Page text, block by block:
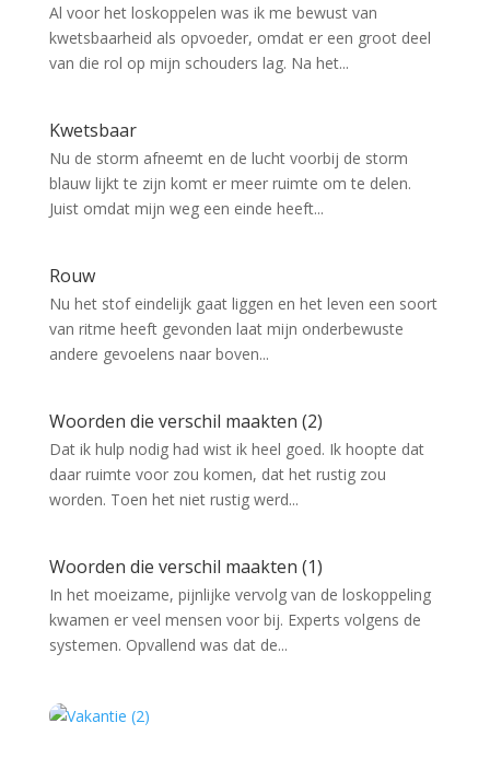
Al voor het loskoppelen was ik me bewust van
kwetsbaarheid als opvoeder, omdat er een groot deel
van die rol op mijn schouders lag. Na het...
Kwetsbaar
Nu de storm afneemt en de lucht voorbij de storm
blauw lijkt te zijn komt er meer ruimte om te delen.
Juist omdat mijn weg een einde heeft...
Rouw
Nu het stof eindelijk gaat liggen en het leven een soort
van ritme heeft gevonden laat mijn onderbewuste
andere gevoelens naar boven...
Woorden die verschil maakten (2)
Dat ik hulp nodig had wist ik heel goed. Ik hoopte dat
daar ruimte voor zou komen, dat het rustig zou
worden. Toen het niet rustig werd...
Woorden die verschil maakten (1)
In het moeizame, pijnlijke vervolg van de loskoppeling
kwamen er veel mensen voor bij. Experts volgens de
systemen. Opvallend was dat de...